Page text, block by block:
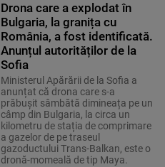
Drona care a explodat în
Bulgaria, la granița cu
România, a fost identificată.
Anunțul autorităților de la
Sofia
Ministerul Apărării de la Sofia a
anunțat că drona care s-a
prăbușit sâmbătă dimineața pe un
câmp din Bulgaria, la circa un
kilometru de stația de comprimare
a gazelor de pe traseul
gazoductului Trans-Balkan, este o
dronă-momeală de tip Maya.